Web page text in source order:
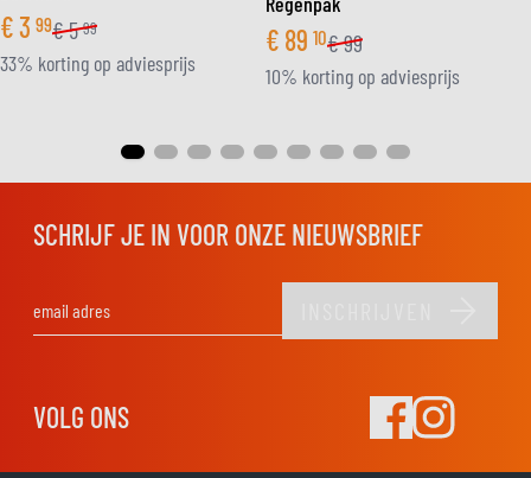
€3 99€5 99
33% korting op adviesprijs
€ 89 10€99
10% korting op adviesprijs
SCHRIJF JE IN VOOR ONZE NIEUWSBRIEF
VOLG ONS